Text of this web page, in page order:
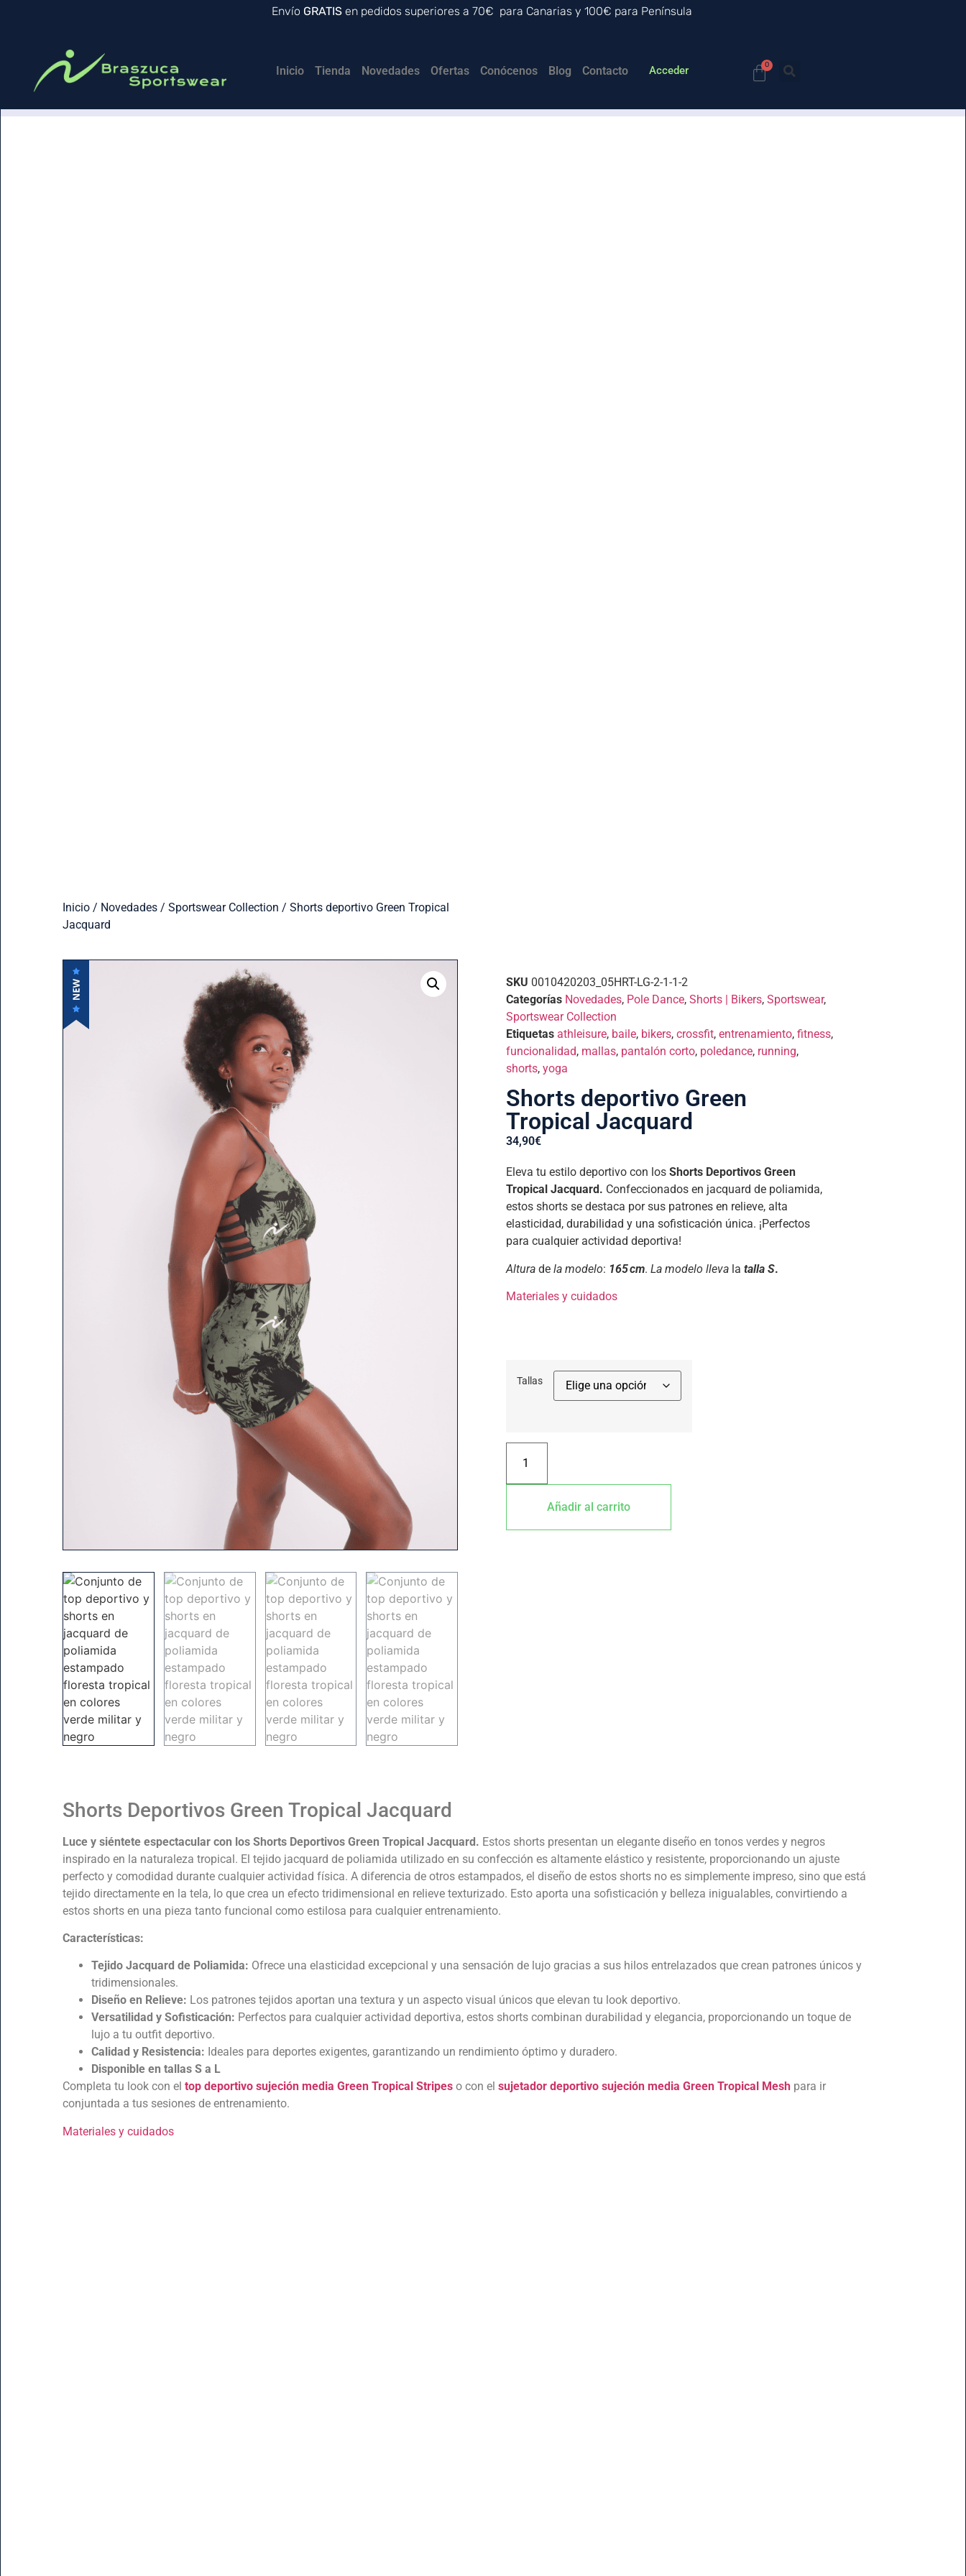
Envío GRATISen pedidos superiores a 70€ para Canarias y 100€ para Península
Inicio Tienda Novedades Ofertas Conócenos Blog Contacto Acceder 0
Inicio / Novedades / Sportswear Collection / Shorts deportivo Green Tropical
Jacquard
SKU 0010420203_05HRT-LG-2-1-1-2
Categorías Novedades, Pole Dance, Shorts | Bikers, Sportswear,
Sportswear Collection
Etiquetas athleisure, baile, bikers, crossfit, entrenamiento, fitness,
funcionalidad, mallas, pantalón corto, poledance, running,
shorts, yoga
Shorts deportivo Green
Tropical Jacquard
34,90€
Eleva tu estilo deportivo con los Shorts Deportivos Green
Tropical Jacquard. Confeccionados en jacquard de poliamida,
estos shorts se destaca por sus patrones en relieve, alta
elasticidad, durabilidad y una sofisticación única. ¡Perfectos
para cualquier actividad deportiva!
Altura de la modelo: 165 cm. La modelo lleva la talla S.
Materiales y cuidados
Tallas
Añadir al carrito
Shorts Deportivos Green Tropical Jacquard
Luce y siéntete espectacular con los Shorts Deportivos Green Tropical Jacquard. Estos shorts presentan un elegante diseño en tonos verdes y negros
inspirado en la naturaleza tropical. El tejido jacquard de poliamida utilizado en su confección es altamente elástico y resistente, proporcionando un ajuste
perfecto y comodidad durante cualquier actividad física. A diferencia de otros estampados, el diseño de estos shorts no es simplemente impreso, sino que está
tejido directamente en la tela, lo que crea un efecto tridimensional en relieve texturizado. Esto aporta una sofisticación y belleza inigualables, convirtiendo a
estos shorts en una pieza tanto funcional como estilosa para cualquier entrenamiento.
Características:
Tejido Jacquard de Poliamida: Ofrece una elasticidad excepcional y una sensación de lujo gracias a sus hilos entrelazados que crean patrones únicos y
tridimensionales.
Diseño en Relieve: Los patrones tejidos aportan una textura y un aspecto visual únicos que elevan tu look deportivo.
Versatilidad y Sofisticación: Perfectos para cualquier actividad deportiva, estos shorts combinan durabilidad y elegancia, proporcionando un toque de
lujo a tu outfit deportivo.
Calidad y Resistencia: Ideales para deportes exigentes, garantizando un rendimiento óptimo y duradero.
Disponible en tallas S a L
Completa tu look con el top deportivo sujeción media Green Tropical Stripes o con el sujetador deportivo sujeción media Green Tropical Mesh para ir
conjuntada a tus sesiones de entrenamiento.
Materiales y cuidados